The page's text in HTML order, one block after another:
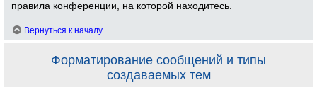
правила конференции, на которой находитесь.
Вернуться к началу
Форматирование сообщений и типы
создаваемых тем